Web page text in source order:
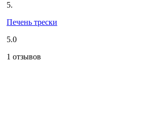
5.
Печень трески
5.0
1 отзывов